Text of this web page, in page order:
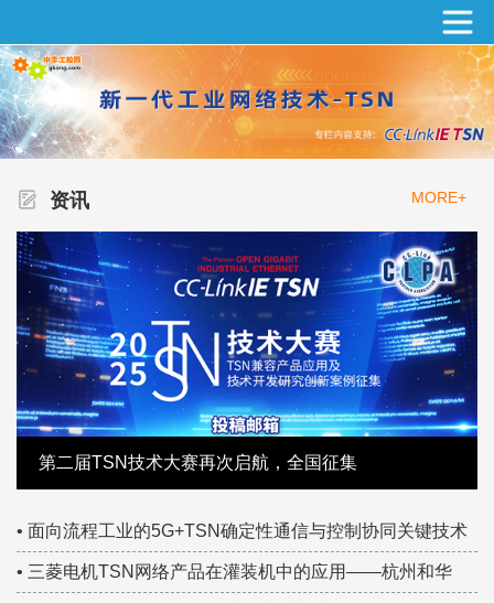
资讯 MORE+
第二届TSN技术大赛再次启航，全国征集
• 面向流程工业的5G+TSN确定性通信与控制协同关键技术
研究——中国移动集团研究院 TSN技术大赛集锦
• 三菱电机TSN网络产品在灌装机中的应用——杭州和华